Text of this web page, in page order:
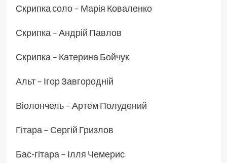
Скрипка соло – Марія Коваленко
Скрипка – Андрій Павлов
Скрипка – Катерина Бойчук
Альт – Ігор Завгородній
Віолончель – Артем Полудений
Гітара – Сергій Гризлов
Бас-гітара – Ілля Чемерис